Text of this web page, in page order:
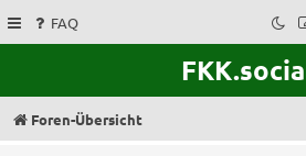
FAQ
Foren-Übersicht